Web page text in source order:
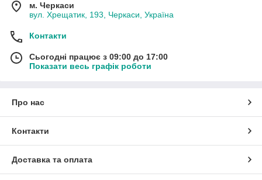
м. Черкаси
вул. Хрещатик, 193, Черкаси, Україна
Контакти
Сьогодні працює з 09:00 до 17:00
Показати весь графік роботи
Про нас
Контакти
Доставка та оплата